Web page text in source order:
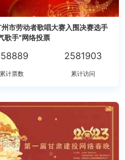
市劳动者歌唱大赛入围决赛选手
歌手”网络投票
2581903
累计票数 累计访问